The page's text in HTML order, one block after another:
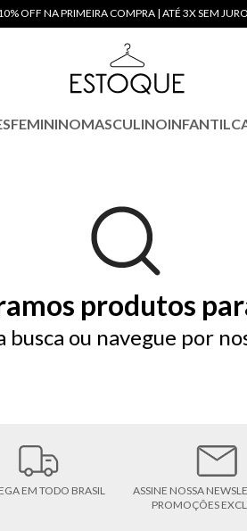
OFF NA PRIMEIRA COMPRA | ATÉ 3X SEM
FEMININOMASCULINOINFANTIL
produtos
busca ou navegue por
EM TODO BRASIL
ASSINE NOSSA
PROMOÇÕES